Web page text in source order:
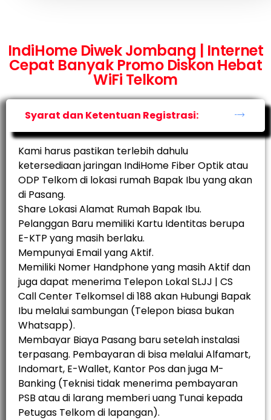
IndiHome Diwek Jombang | Internet
Cepat Banyak Promo Diskon Hebat
WiFi Telkom
Syarat dan Ketentuan Registrasi:
Kami harus pastikan terlebih dahulu
ketersediaan jaringan IndiHome Fiber Optik atau
ODP Telkom di lokasi rumah Bapak Ibu yang akan
di Pasang.
Share Lokasi Alamat Rumah Bapak Ibu.
Pelanggan Baru memiliki Kartu Identitas berupa
E-KTP yang masih berlaku.
Mempunyai Email yang Aktif.
Memiliki Nomer Handphone yang masih Aktif dan
juga dapat menerima Telepon Lokal SLJJ | CS
Call Center Telkomsel di 188 akan Hubungi Bapak
Ibu melalui sambungan (Telepon biasa bukan
Whatsapp).
Membayar Biaya Pasang baru setelah instalasi
terpasang. Pembayaran di bisa melalui Alfamart,
Indomart, E-Wallet, Kantor Pos dan juga M-
Banking (Teknisi tidak menerima pembayaran
PSB atau di larang memberi uang Tunai kepada
Petugas Telkom di lapangan).